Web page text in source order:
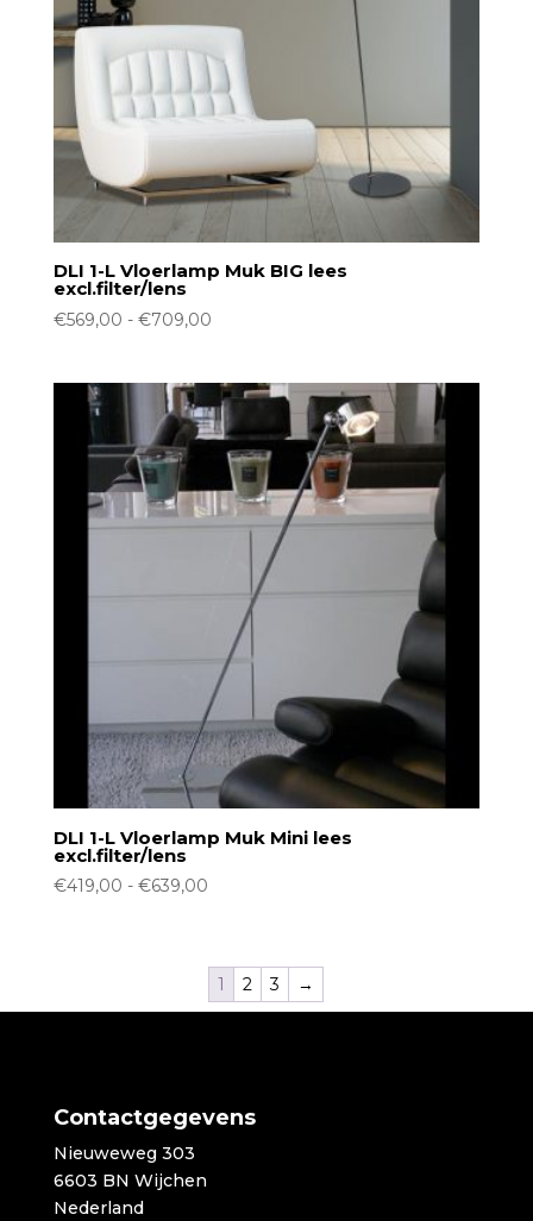
DLI 1-L Vloerlamp Muk BIG lees
excl.filter/lens
€569,00 - €709,00Prijsklasse:
€709,00
DLI 1-L Vloerlamp Muk Mini lees
excl.filter/lens
€419,00 - €639,00Prijsklasse:
€639,00
1
2 3 →
Contactgegevens
Nieuweweg 303
6603 BN Wijchen
Nederland